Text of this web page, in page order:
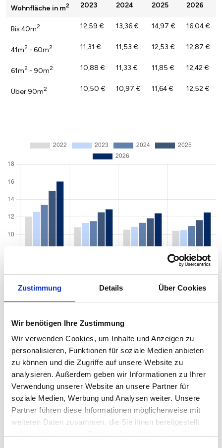
Zustimmung Details Über Cookies
Wir benötigen Ihre Zustimmung
Wir verwenden Cookies, um Inhalte und Anzeigen zu
personalisieren, Funktionen für soziale Medien anbieten
zu können und die Zugriffe auf unsere Website zu
analysieren. Außerdem geben wir Informationen zu Ihrer
Verwendung unserer Website an unsere Partner für
soziale Medien, Werbung und Analysen weiter. Unsere
Partner führen diese Informationen möglicherweise mit
weiteren Daten zusammen, die Sie ihnen bereitgestellt
Wohnfläche in m2 2023 2024 2025 2026
Bis 40m2 12,59 € 13,36 € 14,97 € 16,04 €
41m2 - 60m2 11,31 € 11,53 € 12,53 € 12,87 €
61m2 - 90m2 10,88 € 11,33 € 11,85 € 12,42 €
Über 90m2 10,50 € 10,97 € 11,64 € 12,52 €
Mietspiegel nach Baujahr pro qm 2026 in
Ammerbuch
Der Mietpreis einer Wohnung in Ammerbuch hängt von einer
Vielzahl von Faktoren ab, und eines der entscheidenden Kriterien
ist das Baujahr der Immobilie. Das Alter eines Gebäudes kann
einen erheblichen Einfluss auf den Mietpreis haben, da es